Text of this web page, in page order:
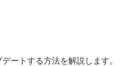
ートする方法を解説します。